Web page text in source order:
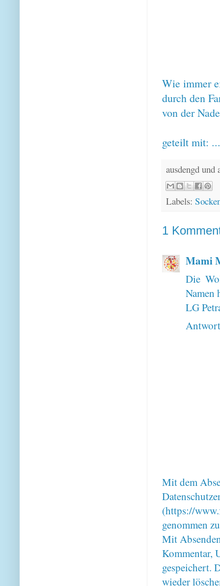
Wie immer
durch den
von der
geteilt mit:
ausdengd
Labels:
1
Mami
Die
Namen
LG
Mit dem
(https://
genommen
Mit
Kommentar,
gespeichert.
wieder